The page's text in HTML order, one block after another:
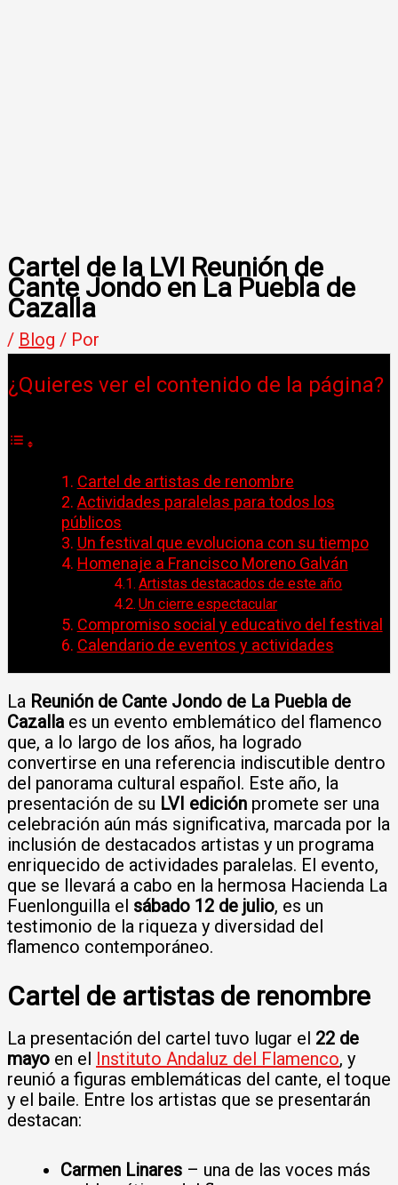
Cartel de la LVI Reunión de
Cante Jondo en La Puebla de
Cazalla
/ Blog / Por
¿Quieres ver el contenido de la página?
Cartel de artistas de renombre
Actividades paralelas para todos los
públicos
Un festival que evoluciona con su tiempo
Homenaje a Francisco Moreno Galván
Artistas destacados de este año
Un cierre espectacular
Compromiso social y educativo del festival
Calendario de eventos y actividades
La Reunión de Cante Jondo de La Puebla de
Cazalla es un evento emblemático del flamenco
que, a lo largo de los años, ha logrado
convertirse en una referencia indiscutible dentro
del panorama cultural español. Este año, la
presentación de su LVI edición promete ser una
celebración aún más significativa, marcada por la
inclusión de destacados artistas y un programa
enriquecido de actividades paralelas. El evento,
que se llevará a cabo en la hermosa Hacienda La
Fuenlonguilla el sábado 12 de julio, es un
testimonio de la riqueza y diversidad del
flamenco contemporáneo.
Cartel de artistas de renombre
La presentación del cartel tuvo lugar el 22 de
mayo en el Instituto Andaluz del Flamenco, y
reunió a figuras emblemáticas del cante, el toque
y el baile. Entre los artistas que se presentarán
destacan:
Carmen Linares – una de las voces más